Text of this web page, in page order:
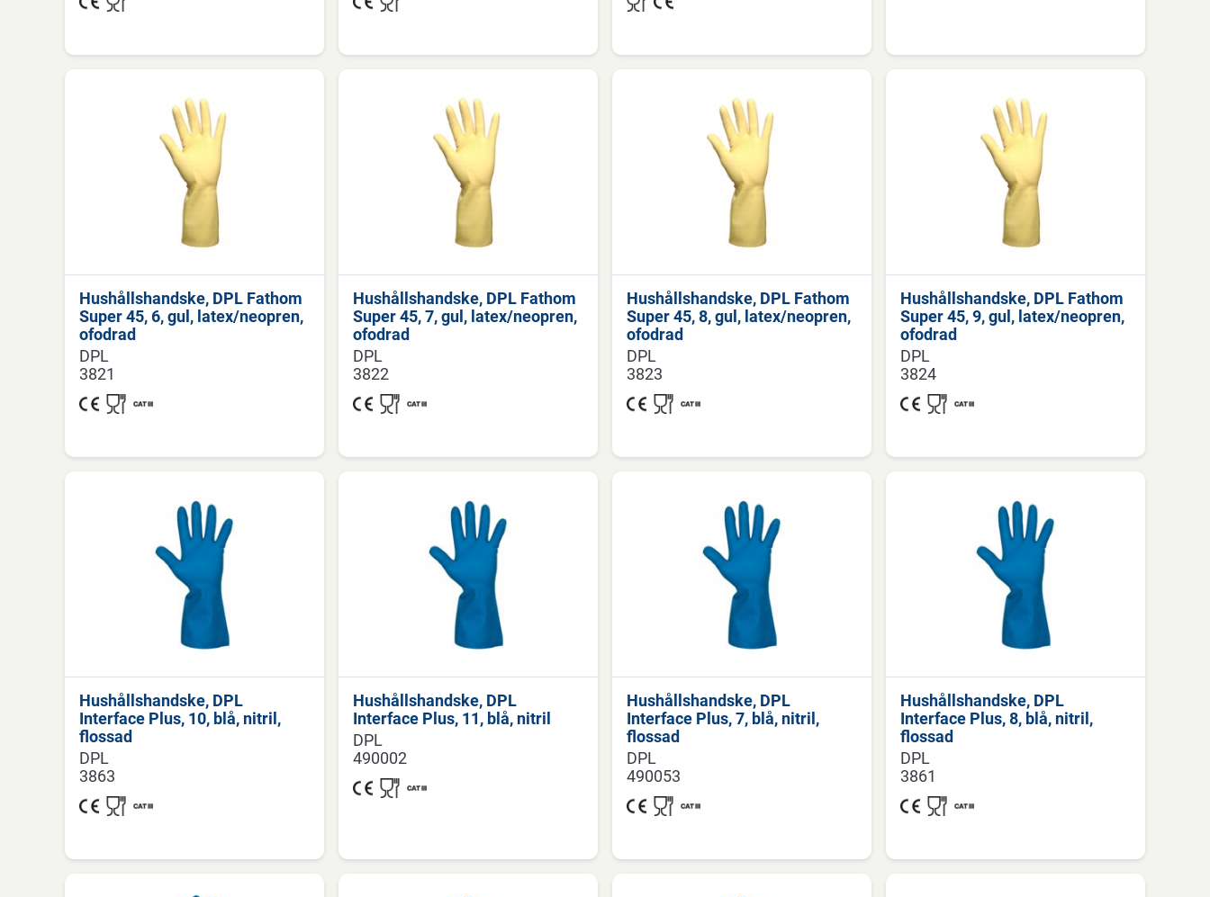
Hushållshandske, DPL Fathom
Super 45, 6, gul, latex/neopren,
ofodrad
DPL
3821
Hushållshandske, DPL Fathom
Super 45, 7, gul, latex/neopren,
ofodrad
DPL
3822
Hushållshandske, DPL Fathom
Super 45, 8, gul, latex/neopren,
ofodrad
DPL
3823
Hushållshandske, DPL Fathom
Super 45, 9, gul, latex/neopren,
ofodrad
DPL
3824
Hushållshandske, DPL
Interface Plus, 10, blå, nitril,
flossad
DPL
3863
Hushållshandske, DPL
Interface Plus, 11, blå, nitril
DPL
490002
Hushållshandske, DPL
Interface Plus, 7, blå, nitril,
flossad
DPL
490053
Hushållshandske, DPL
Interface Plus, 8, blå, nitril,
flossad
DPL
3861